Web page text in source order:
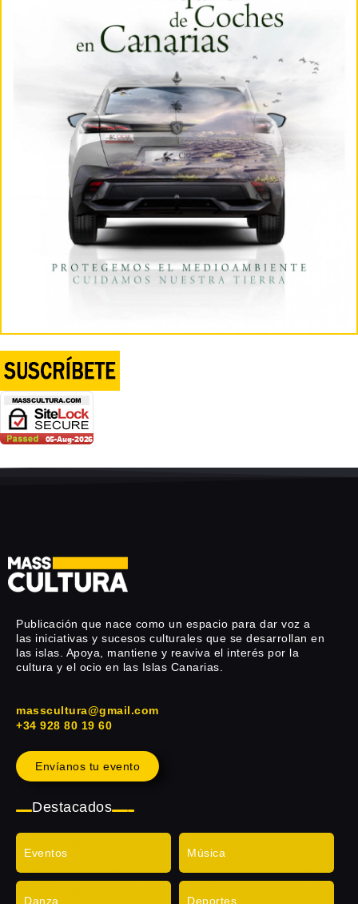
Publicación que nace como un espacio para dar voz a
las iniciativas y sucesos culturales que se desarrollan en
las islas. Apoya, mantiene y reaviva el interés por la
cultura y el ocio en las Islas Canarias.
masscultura@gmail.com
+34 928 80 19 60
Envíanos tu evento
Destacados
Eventos Música
Danza Deportes